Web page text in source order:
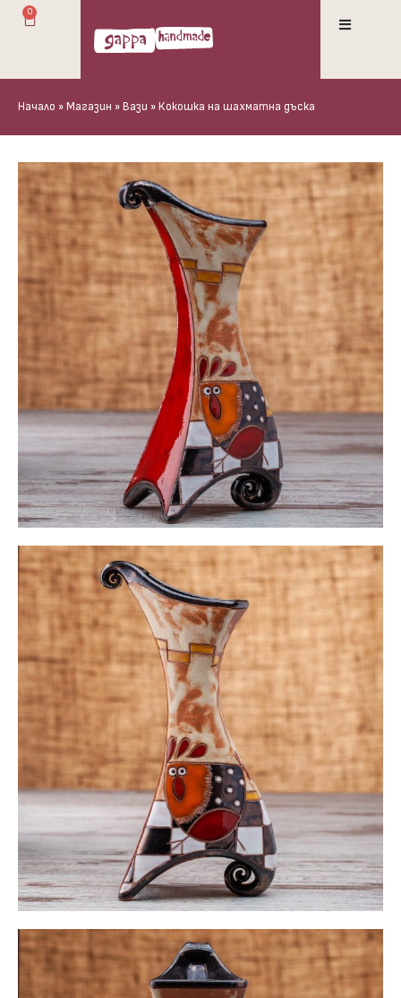
0
Начало » Магазин » Вази » Кокошка на шахматна дъска